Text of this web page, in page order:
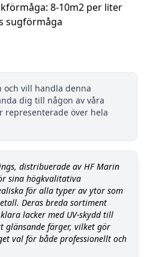
8-10m2 per liter
sugförmåga
och vill handla denna
dig till någon av våra
representerade över hela
distribuerade av HF Marin
sina högkvalitativa
för alla typer av ytor som
Deras breda sortiment
lacker med UV-skydd till
glänsande färger, vilket gör
val för både professionellt och